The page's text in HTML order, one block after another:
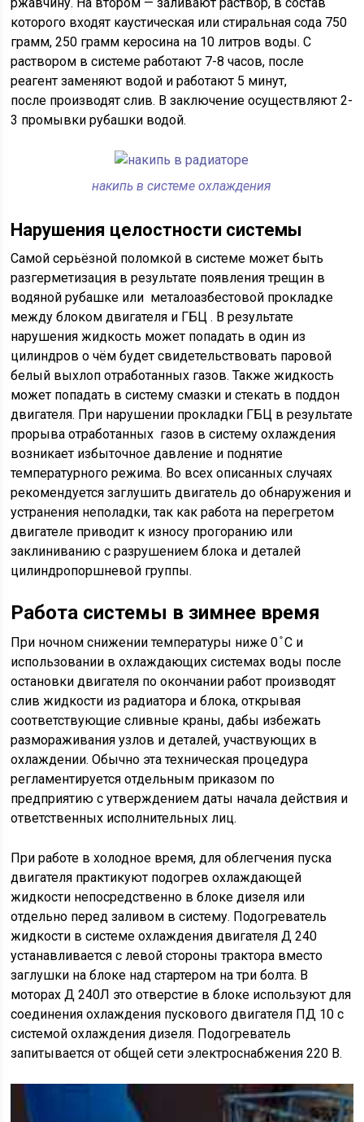
которого входят каустическая или стиральная сода 750
грамм, 250 грамм керосина на 10 литров воды. С
раствором в системе работают 7-8 часов, после
реагент заменяют водой и работают 5 минут,
после производят слив. В заключение осуществляют 2-
3 промывки рубашки водой.
накипь в системе охлаждения
Нарушения целостности системы
Самой серьёзной поломкой в системе может быть
разгерметизация в результате появления трещин в
водяной рубашке или металоазбестовой прокладке
между блоком двигателя и ГБЦ . В результате
нарушения жидкость может попадать в один из
цилиндров о чём будет свидетельствовать паровой
белый выхлоп отработанных газов. Также жидкость
может попадать в систему смазки и стекать в поддон
двигателя. При нарушении прокладки ГБЦ в результате
прорыва отработанных газов в систему охлаждения
возникает избыточное давление и поднятие
температурного режима. Во всех описанных случаях
рекомендуется заглушить двигатель до обнаружения и
устранения неполадки, так как работа на перегретом
двигателе приводит к износу прогоранию или
заклиниванию с разрушением блока и деталей
цилиндропоршневой группы.
Работа системы в зимнее время
При ночном снижении температуры ниже 0 ̊ С и
использовании в охлаждающих системах воды после
остановки двигателя по окончании работ производят
слив жидкости из радиатора и блока, открывая
соответствующие сливные краны, дабы избежать
размораживания узлов и деталей, участвующих в
охлаждении. Обычно эта техническая процедура
регламентируется отдельным приказом по
предприятию с утверждением даты начала действия и
ответственных исполнительных лиц.
При работе в холодное время, для облегчения пуска
двигателя практикуют подогрев охлаждающей
жидкости непосредственно в блоке дизеля или
отдельно перед заливом в систему. Подогреватель
жидкости в системе охлаждения двигателя Д 240
устанавливается с левой стороны трактора вместо
заглушки на блоке над стартером на три болта. В
моторах Д 240Л это отверстие в блоке используют для
соединения охлаждения пускового двигателя ПД 10 с
системой охлаждения дизеля. Подогреватель
запитывается от общей сети электроснабжения 220 В.